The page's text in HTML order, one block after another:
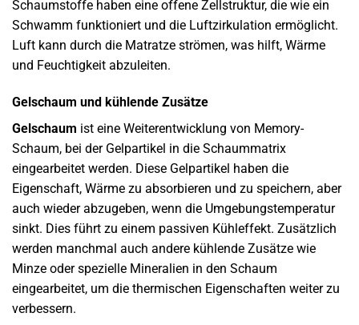
Schaumstoffe haben eine offene Zellstruktur, die wie ein
Schwamm funktioniert und die Luftzirkulation ermöglicht.
Luft kann durch die Matratze strömen, was hilft, Wärme
und Feuchtigkeit abzuleiten.
Gelschaum und kühlende Zusätze
Gelschaum ist eine Weiterentwicklung von Memory-
Schaum, bei der Gelpartikel in die Schaummatrix
eingearbeitet werden. Diese Gelpartikel haben die
Eigenschaft, Wärme zu absorbieren und zu speichern, aber
auch wieder abzugeben, wenn die Umgebungstemperatur
sinkt. Dies führt zu einem passiven Kühleffekt. Zusätzlich
werden manchmal auch andere kühlende Zusätze wie
Minze oder spezielle Mineralien in den Schaum
eingearbeitet, um die thermischen Eigenschaften weiter zu
verbessern.